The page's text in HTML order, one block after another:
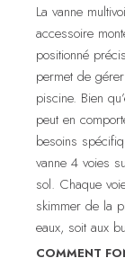
La vanne
accessoire
positionné
permet de
piscine. Bien
peut en
besoins
vanne 4 voies
sol. Chaque
skimmer de la
eaux, soit aux
COMMENT